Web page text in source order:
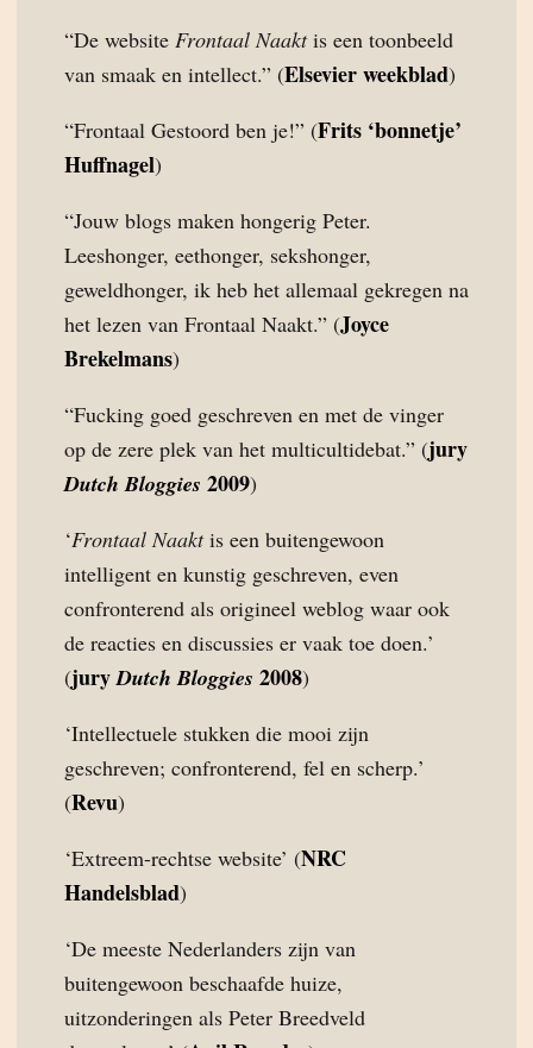
“De website Frontaal Naaktis een toonbeeld
van smaak en intellect.” (Elsevier weekblad)
“Frontaal Gestoord ben je!” (Frits ‘bonnetje’
Huffnagel)
“Jouw blogs maken hongerig Peter.
Leeshonger, eethonger, sekshonger,
geweldhonger, ik heb het allemaal gekregen na
het lezen van Frontaal Naakt.” (Joyce
Brekelmans)
“Fucking goed geschreven en met de vinger
op de zere plek van het multicultidebat.” (jury
Dutch Bloggies 2009)
‘Frontaal Naaktis een buitengewoon
intelligent en kunstig geschreven, even
confronterend als origineel weblog waar ook
de reacties en discussies er vaak toe doen.’
(juryDutch Bloggies 2008)
‘Intellectuele stukken die mooi zijn
geschreven; confronterend, fel en scherp.’
(Revu)
‘Extreem-rechtse website’ (NRC
Handelsblad)
‘De meeste Nederlanders zijn van
buitengewoon beschaafde huize,
uitzonderingen als Peter Breedveld